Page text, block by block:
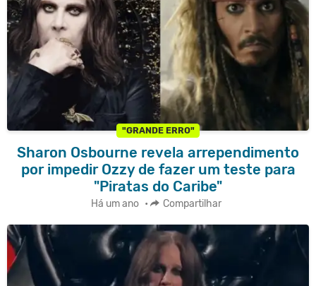
"GRANDE ERRO"
Sharon Osbourne revela arrependimento
por impedir Ozzy de fazer um teste para
"Piratas do Caribe"
Há um ano • Compartilhar